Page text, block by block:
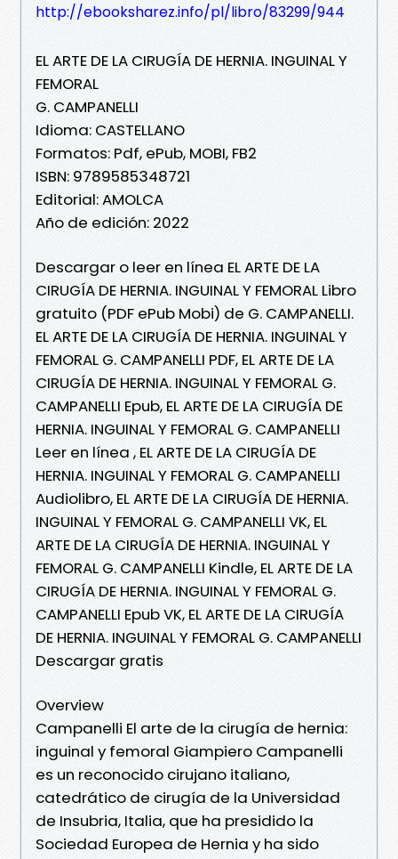
http://ebooksharez.info/pl/libro/83299/944
EL ARTE DE LA CIRUGÍA DE HERNIA. INGUINAL Y
FEMORAL
G. CAMPANELLI
Idioma: CASTELLANO
Formatos: Pdf, ePub, MOBI, FB2
ISBN: 9789585348721
Editorial: AMOLCA
Año de edición: 2022
Descargar o leer en línea EL ARTE DE LA
CIRUGÍA DE HERNIA. INGUINAL Y FEMORAL Libro
gratuito (PDF ePub Mobi) de G. CAMPANELLI.
EL ARTE DE LA CIRUGÍA DE HERNIA. INGUINAL Y
FEMORAL G. CAMPANELLI PDF, EL ARTE DE LA
CIRUGÍA DE HERNIA. INGUINAL Y FEMORAL G.
CAMPANELLI Epub, EL ARTE DE LA CIRUGÍA DE
HERNIA. INGUINAL Y FEMORAL G. CAMPANELLI
Leer en línea , EL ARTE DE LA CIRUGÍA DE
HERNIA. INGUINAL Y FEMORAL G. CAMPANELLI
Audiolibro, EL ARTE DE LA CIRUGÍA DE HERNIA.
INGUINAL Y FEMORAL G. CAMPANELLI VK, EL
ARTE DE LA CIRUGÍA DE HERNIA. INGUINAL Y
FEMORAL G. CAMPANELLI Kindle, EL ARTE DE LA
CIRUGÍA DE HERNIA. INGUINAL Y FEMORAL G.
CAMPANELLI Epub VK, EL ARTE DE LA CIRUGÍA
DE HERNIA. INGUINAL Y FEMORAL G. CAMPANELLI
Descargar gratis
Overview
Campanelli El arte de la cirugía de hernia:
inguinal y femoral Giampiero Campanelli
es un reconocido cirujano italiano,
catedrático de cirugía de la Universidad
de Insubria, Italia, que ha presidido la
Sociedad Europea de Hernia y ha sido